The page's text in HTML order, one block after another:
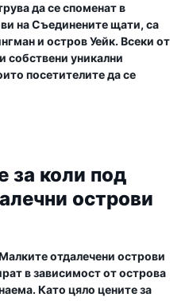
да се споменат в
на Съединените щати, са
и остров Уейк. Всеки от
собствени уникални
посетителите да се
за коли под
острови
отдалечени острови
в зависимост от острова
Като цяло цените за